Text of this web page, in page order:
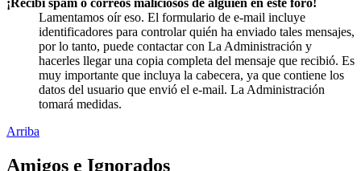
Lamentamos oír eso. El formulario de e-mail incluye
identificadores para controlar quién ha enviado tales mensajes,
por lo tanto, puede contactar con La Administración y
hacerles llegar una copia completa del mensaje que recibió. Es
muy importante que incluya la cabecera, ya que contiene los
datos del usuario que envió el e-mail. La Administración
tomará medidas.
Arriba
Amigos e Ignorados